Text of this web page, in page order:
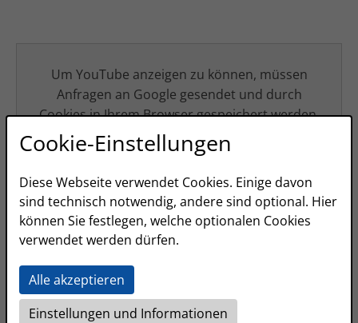
Um YouTube anzeigen zu können, müssen
Anfragen an Google gesendet und durch
Cookies in Ihrem Browser gespeichert werden.
Cookie-Einstellungen
Diese Webseite verwendet Cookies. Einige davon
sind technisch notwendig, andere sind optional. Hier
können Sie festlegen, welche optionalen Cookies
verwendet werden dürfen.
Alle akzeptieren
Einstellungen und Informationen